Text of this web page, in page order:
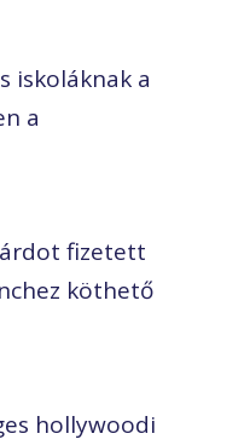
iskoláknak a
a
fizetett
köthető
hollywoodi